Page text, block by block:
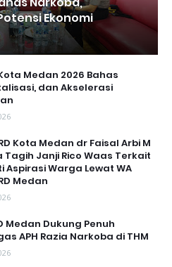
Ekonomi
Medan 2026 Bahas
dan Akselerasi
Kota Medan dr Faisal Arbi M
Tagih Janji Rico Waas Terkait
Aspirasi Warga Lewat WA
Medan
Medan Dukung Penuh
APH Razia Narkoba di THM